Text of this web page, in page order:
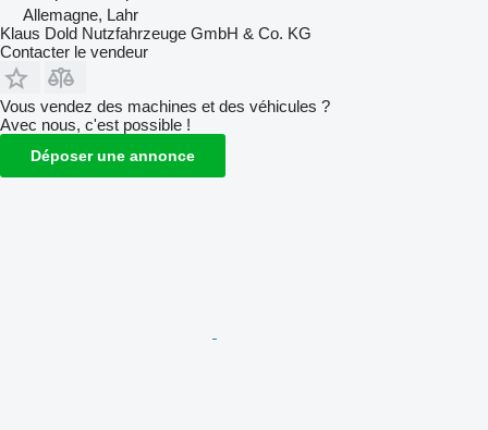
Allemagne, Lahr
Klaus Dold Nutzfahrzeuge GmbH & Co. KG
Contacter le vendeur
Vous vendez des machines et des véhicules ?
Avec nous, c'est possible !
Déposer une annonce